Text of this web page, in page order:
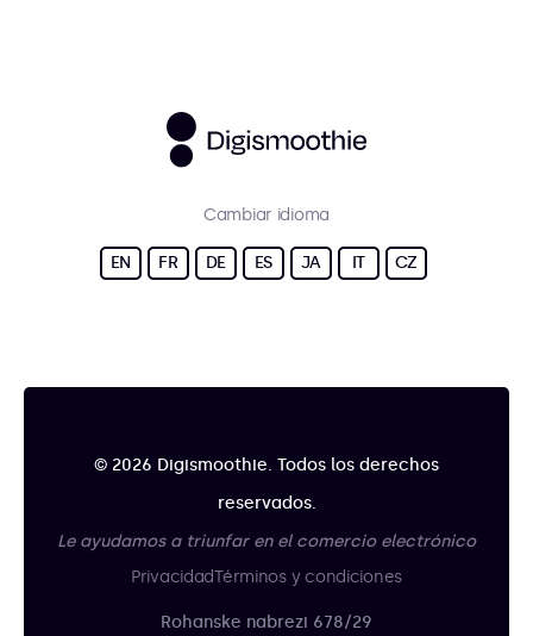
Cambiar idioma
EN FR DE ES JA IT CZ
© 2026 Digismoothie. Todos los derechos
reservados.
Le ayudamos a triunfar en el comercio electrónico
PrivacidadTérminos y condiciones
Rohanske nabrezi 678/29